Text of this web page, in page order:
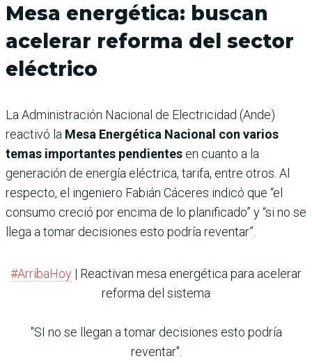
Mesa energética: buscan
acelerar reforma del sector
eléctrico
La Administración Nacional de Electricidad (Ande)
reactivó la Mesa Energética Nacional con varios
temas importantes pendientes en cuanto a la
generación de energía eléctrica, tarifa, entre otros. Al
respecto, el ingeniero Fabián Cáceres indicó que “el
consumo creció por encima de lo planificado” y “si no se
llega a tomar decisiones esto podría reventar”.
#ArribaHoy | Reactivan mesa energética para acelerar
reforma del sistema
"SI no se llegan a tomar decisiones esto podría
reventar".